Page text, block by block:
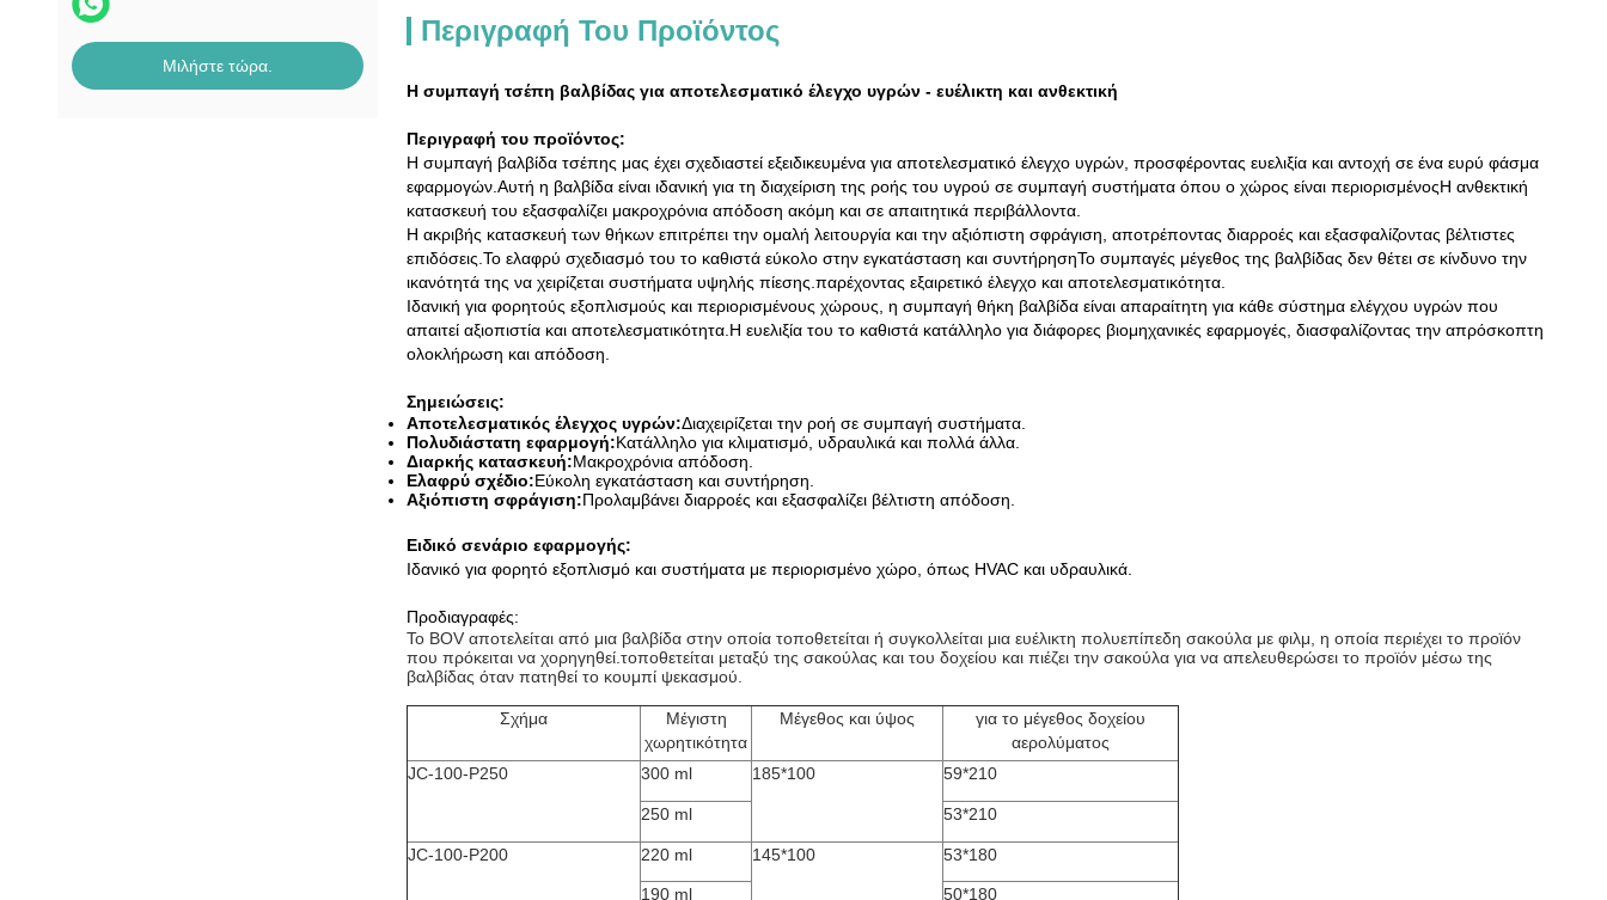
Μιλήστε τώρα.
Περιγραφή Του Προϊόντος
Η συμπαγή τσέπη βαλβίδας για αποτελεσματικό έλεγχο υγρών - ευέλικτη και ανθεκτική
Περιγραφή του προϊόντος:
Η συμπαγή βαλβίδα τσέπης μας έχει σχεδιαστεί εξειδικευμένα για αποτελεσματικό έλεγχο υγρών, προσφέροντας ευελιξία και αντοχή σε ένα ευρύ φάσμα
εφαρμογών.Αυτή η βαλβίδα είναι ιδανική για τη διαχείριση της ροής του υγρού σε συμπαγή συστήματα όπου ο χώρος είναι περιορισμένοςΗ ανθεκτική
κατασκευή του εξασφαλίζει μακροχρόνια απόδοση ακόμη και σε απαιτητικά περιβάλλοντα.
Η ακριβής κατασκευή των θήκων επιτρέπει την ομαλή λειτουργία και την αξιόπιστη σφράγιση, αποτρέποντας διαρροές και εξασφαλίζοντας βέλτιστες
επιδόσεις.Το ελαφρύ σχεδιασμό του το καθιστά εύκολο στην εγκατάσταση και συντήρησηΤο συμπαγές μέγεθος της βαλβίδας δεν θέτει σε κίνδυνο την
ικανότητά της να χειρίζεται συστήματα υψηλής πίεσης.παρέχοντας εξαιρετικό έλεγχο και αποτελεσματικότητα.
Ιδανική για φορητούς εξοπλισμούς και περιορισμένους χώρους, η συμπαγή θήκη βαλβίδα είναι απαραίτητη για κάθε σύστημα ελέγχου υγρών που
απαιτεί αξιοπιστία και αποτελεσματικότητα.Η ευελιξία του το καθιστά κατάλληλο για διάφορες βιομηχανικές εφαρμογές, διασφαλίζοντας την απρόσκοπτη
ολοκλήρωση και απόδοση.
Σημειώσεις:
Αποτελεσματικός έλεγχος υγρών:Διαχειρίζεται την ροή σε συμπαγή συστήματα.
Πολυδιάστατη εφαρμογή:Κατάλληλο για κλιματισμό, υδραυλικά και πολλά άλλα.
Διαρκής κατασκευή:Μακροχρόνια απόδοση.
Ελαφρύ σχέδιο:Εύκολη εγκατάσταση και συντήρηση.
Αξιόπιστη σφράγιση:Προλαμβάνει διαρροές και εξασφαλίζει βέλτιστη απόδοση.
Ειδικό σενάριο εφαρμογής:
Ιδανικό για φορητό εξοπλισμό και συστήματα με περιορισμένο χώρο, όπως HVAC και υδραυλικά.
Προδιαγραφές:
Το BOV αποτελείται από μια βαλβίδα στην οποία τοποθετείται ή συγκολλείται μια ευέλικτη πολυεπίπεδη σακούλα με φιλμ, η οποία περιέχει το προϊόν
που πρόκειται να χορηγηθεί.τοποθετείται μεταξύ της σακούλας και του δοχείου και πιέζει την σακούλα για να απελευθερώσει το προϊόν μέσω της
βαλβίδας όταν πατηθεί το κουμπί ψεκασμού.
Σχήμα
Μέγιστη
χωρητικότητα
Μέγεθος και ύψος
για το μέγεθος δοχείου
αερολύματος
JC-100-P250
300 ml 185*100 59*210
250 ml 53*210
JC-100-P200 220 ml 145*100 53*180
190 ml 50*180